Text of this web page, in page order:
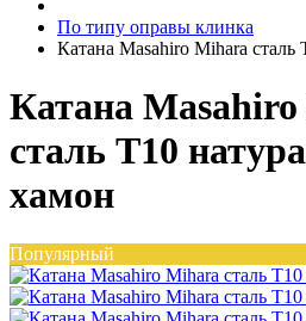
По типу оправы клинка
Катана Masahiro Mihara
Катана
сталь T10
хамон
Популярный